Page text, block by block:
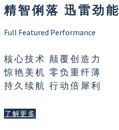
精智俐落 迅雷劲能
Full Featured Performance
核心技术 颠覆创造力
惊艳美机 零负重纤薄
持久续航 行动倍犀利
了解更多